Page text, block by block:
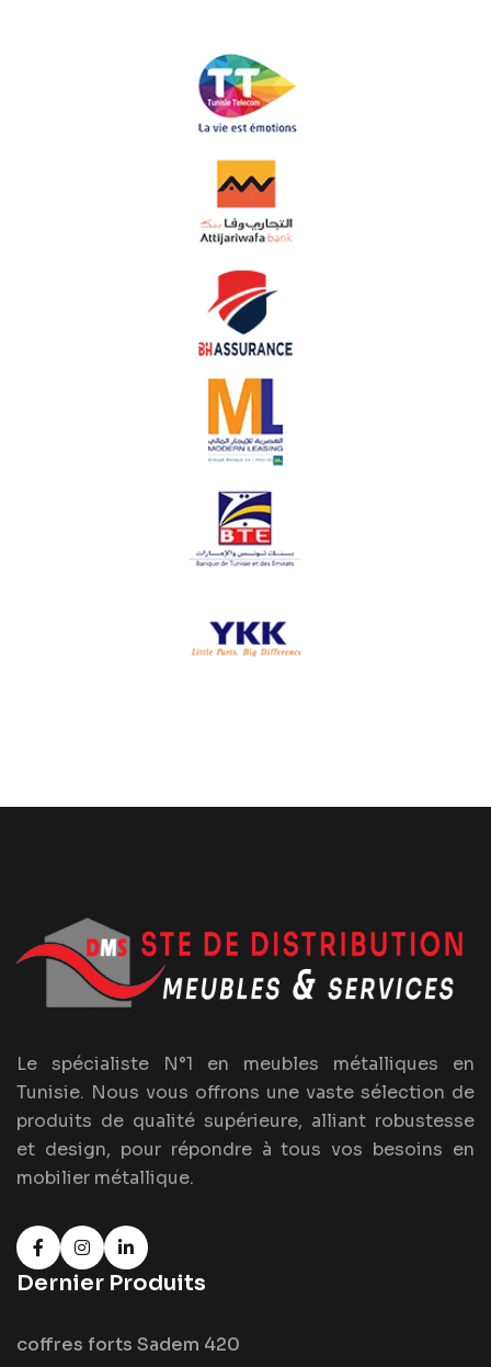
Le spécialiste N°1 en meubles métalliques en
Tunisie. Nous vous offrons une vaste sélection de
produits de qualité supérieure, alliant robustesse
et design, pour répondre à tous vos besoins en
mobilier métallique.
Dernier Produits
coffres forts Sadem 420